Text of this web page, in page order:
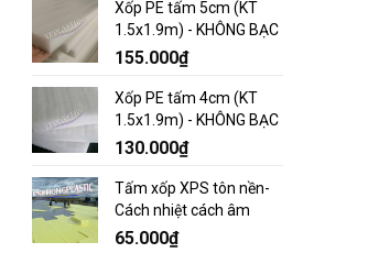
Xốp PE tấm 5cm (KT
1.5x1.9m) - KHÔNG BẠC
155.000₫
Xốp PE tấm 4cm (KT
1.5x1.9m) - KHÔNG BẠC
130.000₫
Tấm xốp XPS tôn nền-
Cách nhiệt cách âm
65.000₫